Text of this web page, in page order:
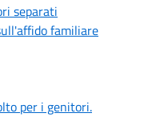
separati
familiare
per i genitori.